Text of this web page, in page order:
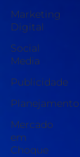
Marketing
Digital
Social
Media
Publicidade
Planejamento
Mercado
em
Choque